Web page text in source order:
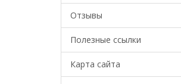
Отзывы
Полезные ссылки
Карта сайта